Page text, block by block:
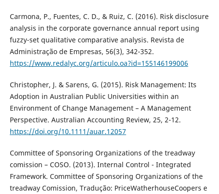
Carmona, P., Fuentes, C. D., & Ruiz, C. (2016). Risk disclosure
analysis in the corporate governance annual report using
fuzzy-set qualitative comparative analysis. Revista de
Administração de Empresas, 56(3), 342-352.
https://www.redalyc.org/articulo.oa?id=155146199006
Christopher, J. & Sarens, G. (2015). Risk Management: Its
Adoption in Australian Public Universities within an
Environment of Change Management – A Management
Perspective. Australian Accounting Review, 25, 2-12.
https://doi.org/10.1111/auar.12057
Committee of Sponsoring Organizations of the treadway
comission – COSO. (2013). Internal Control - Integrated
Framework. Committee of Sponsoring Organizations of the
treadway Comission, Tradução: PriceWatherhouseCoopers e